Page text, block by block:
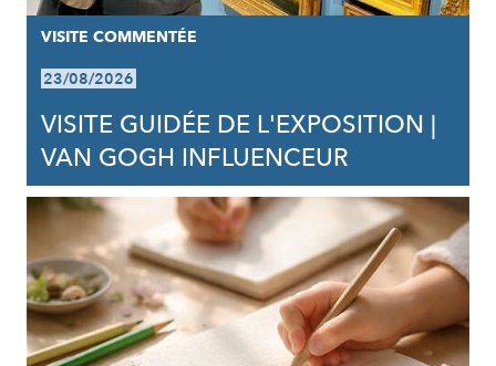
VISITE COMMENTÉE
23/08/2026
VISITE GUIDÉE DE L'EXPOSITION |
VAN GOGH INFLUENCEUR